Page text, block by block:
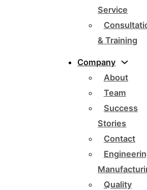
Service
& Training
Company
About
Team
Success
Stories
Contact
Quality